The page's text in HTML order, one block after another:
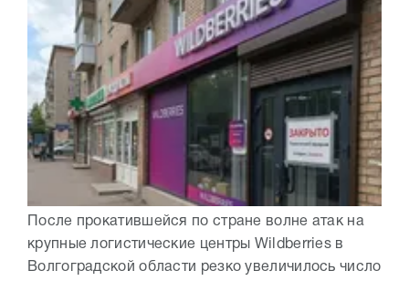
После прокатившейся по стране волне атак на
крупные логистические центры Wildberries в
Волгоградской области резко увеличилось число